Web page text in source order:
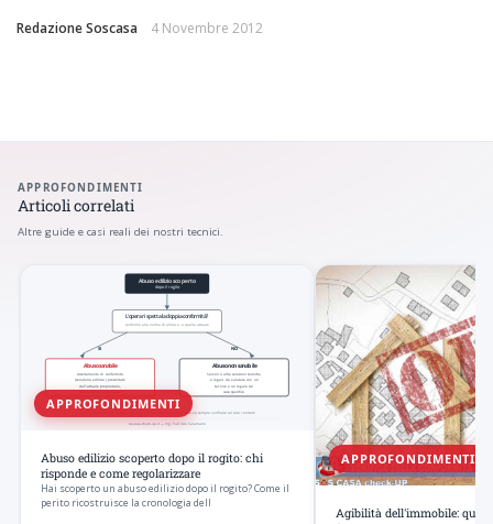
Redazione Soscasa 4 Novembre 2012
APPROFONDIMENTI
Articoli correlati
Altre guide e casi reali dei nostri tecnici.
APPROFONDIMENTI
Abuso edilizio scoperto dopo il rogito: chi
risponde e come regolarizzare
Hai scoperto un abuso edilizio dopo il rogito? Come il
perito ricostruisce la cronologia dell
APPROFONDIMENTI
Agibilità dell'immobile: